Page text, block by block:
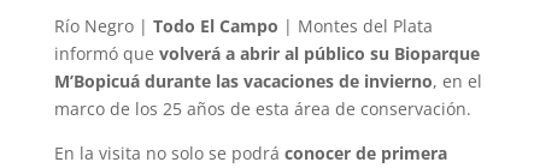
Río Negro | Todo El Campo | Montes del Plata
informó que volverá a abrir al público su Bioparque
M’Bopicuá durante las vacaciones de invierno, en el
marco de los 25 años de esta área de conservación.
En la visita no solo se podrá conocer de primera